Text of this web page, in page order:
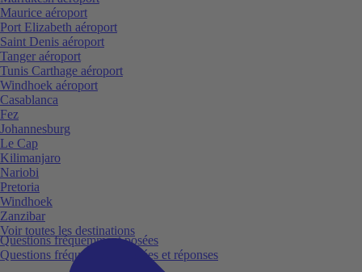
Questions fréquemment posées
Questions fréquemment posées et réponses
Maurice aéroport
Port Elizabeth aéroport
Saint Denis aéroport
Tanger aéroport
Tunis Carthage aéroport
Windhoek aéroport
Casablanca
Fez
Johannesburg
Le Cap
Kilimanjaro
Nariobi
Pretoria
Windhoek
Zanzibar
Voir toutes les destinations